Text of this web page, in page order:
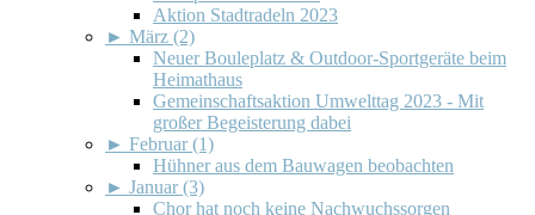
Aktion Stadtradeln 2023
► März (2)
Neuer Bouleplatz & Outdoor-Sportgeräte beim
Heimathaus
Gemeinschaftsaktion Umwelttag 2023 - Mit
großer Begeisterung dabei
► Februar (1)
Hühner aus dem Bauwagen beobachten
► Januar (3)
Chor hat noch keine Nachwuchssorgen